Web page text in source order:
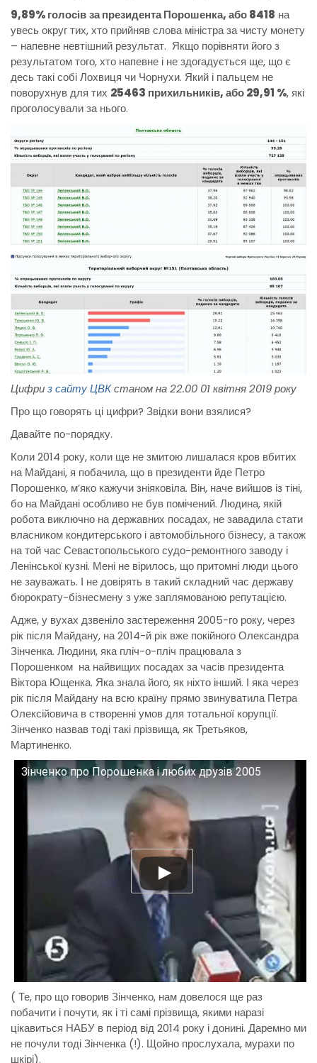
9,89% голосівза президента Порошенка, або 8418 на
увесь округ тих, хто прийняв слова міністра за чисту монету
– напевне невтішний результат. Якщо порівняти його з
результатом того, хто напевне і не здогадується ще, що є
десь такі собі Лохвиця чи Чорнухи. Який і пальцем не
поворухнув для тих 25463 прихильників, або 29,91 %, які
проголосували за нього.
Цифриз сайту ЦВКстаном на 22.00 01 квітня 2019 року
Про що говорять ці цифри? Звідки вони взялися?
Давайте по-порядку.
Коли 2014 року, коли ще не змитою лишалася кров вбитих
на Майдані, я побачила, що в президенти йде Петро
Порошенко, м’яко кажучи зніяковіла. Він, наче вийшов із тіні,
бо на Майдані особливо не був помічений. Людина, якій
робота виключно на державних посадах, не завадила стати
власником кондитерського і автомобільного бізнесу, а також
на той час Севастопольського судо-ремонтного заводу і
Ленінської кузні. Мені не вірилось, що притомні люди цього
не зауважать. І не довірять в такий складний час державу
бюрократу-бізнесмену з уже заплямованою репутацією.
Адже, у вухах дзвеніло застереження 2005-го року, через
рік після Майдану, на 2014-й рік вже покійного Олександра
Зінченка. Людини, яка пліч-о-пліч працювала з
Порошенком на найвищих посадах за часів президента
Віктора Ющенка. Яка знала його, як ніхто інший. І яка через
рік після Майдану на всю країну прямо звинуватила Петра
Олексійовича в створенні умов для тотальної корупції.
Зінченко назвав тоді такі прізвища, як Третьяков,
Мартиненко.
Зiнченко про Порошенка i любих друзiв 2005
( Те, про що говорив Зінченко, нам довелося ще раз
побачити і почути, як і ті самі прізвища, якими наразі
цікавиться НАБУ в період від 2014 року і донині. Даремно ми
не почули тоді Зінченка (!). Щойно прослухала, мурахи по
шкірі).